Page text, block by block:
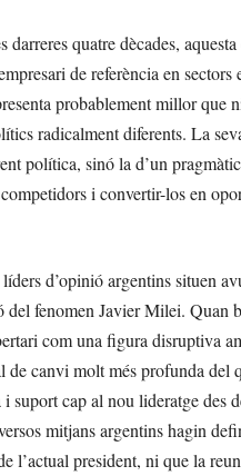
quatre dècades,
de referència en sectors
probablement millor que
radicalment diferents. La
política, sinó la d’un
i convertir-los en
d’opinió argentins situen
del fenomen Javier Milei. Quan
com una figura disruptiva
de canvi molt més profunda del
cap al nou lideratge des
mitjans argentins hagin
l’actual president, ni que la